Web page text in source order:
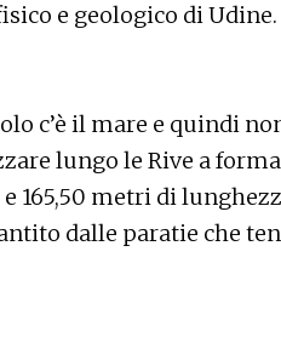
e geologico di Udine.
c’è il mare e quindi
lungo le Rive a
165,50 metri di
dalle paratie che